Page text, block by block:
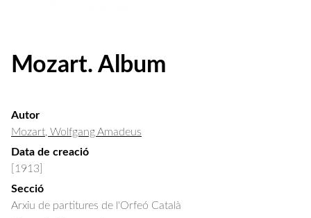
Mozart. Album
Autor
Mozart, Wolfgang Amadeus
Data de creació
[1913]
Secció
Arxiu de partitures de l'Orfeó Català